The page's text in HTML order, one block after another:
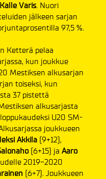
Kalle Varis. Nuori
jälkeen sarjan
97,5 %.
Ketterä pelaa
kun joukkue
Mestiksen alkusarjan
toiseksi, kun
37 pistettä
alkusarjasta
U20 SM-
joukkueen
Akkila (9+12),
(6+15) ja Aaro
2019-2020
(6+7). Joukkueen